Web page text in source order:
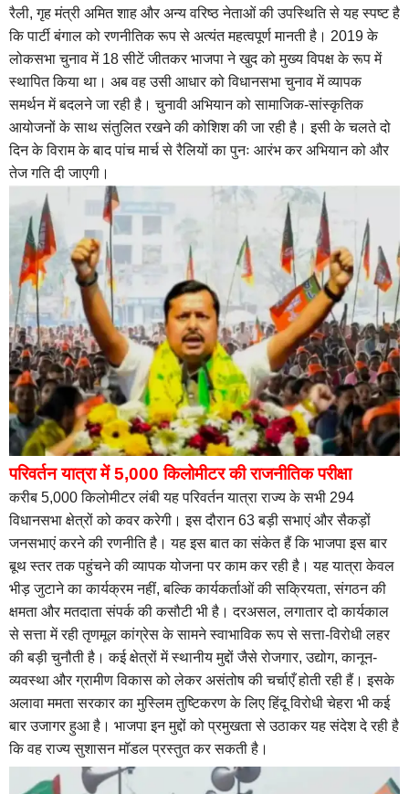
रैली, गृह मंत्री अमित शाह और अन्य वरिष्ठ नेताओं की उपस्थिति से यह स्पष्ट है
कि पार्टी बंगाल को रणनीतिक रूप से अत्यंत महत्वपूर्ण मानती है। 2019 के
लोकसभा चुनाव में 18 सीटें जीतकर भाजपा ने खुद को मुख्य विपक्ष के रूप में
स्थापित किया था। अब वह उसी आधार को विधानसभा चुनाव में व्यापक
समर्थन में बदलने जा रही है। चुनावी अभियान को सामाजिक-सांस्कृतिक
आयोजनों के साथ संतुलित रखने की कोशिश की जा रही है। इसी के चलते दो
दिन के विराम के बाद पांच मार्च से रैलियों का पुनः आरंभ कर अभियान को और
तेज गति दी जाएगी।
परिवर्तन यात्रा में 5,000 किलोमीटर की राजनीतिक परीक्षा
करीब 5,000 किलोमीटर लंबी यह परिवर्तन यात्रा राज्य के सभी 294
विधानसभा क्षेत्रों को कवर करेगी। इस दौरान 63 बड़ी सभाएं और सैकड़ों
जनसभाएं करने की रणनीति है। यह इस बात का संकेत हैं कि भाजपा इस बार
बूथ स्तर तक पहुंचने की व्यापक योजना पर काम कर रही है। यह यात्रा केवल
भीड़ जुटाने का कार्यक्रम नहीं, बल्कि कार्यकर्ताओं की सक्रियता, संगठन की
क्षमता और मतदाता संपर्क की कसौटी भी है। दरअसल, लगातार दो कार्यकाल
से सत्ता में रही तृणमूल कांग्रेस के सामने स्वाभाविक रूप से सत्ता-विरोधी लहर
की बड़ी चुनौती है। कई क्षेत्रों में स्थानीय मुद्दों जैसे रोजगार, उद्योग, कानून-
व्यवस्था और ग्रामीण विकास को लेकर असंतोष की चर्चाएँ होती रही हैं। इसके
अलावा ममता सरकार का मुस्लिम तुष्टिकरण के लिए हिंदू विरोधी चेहरा भी कई
बार उजागर हुआ है। भाजपा इन मुद्दों को प्रमुखता से उठाकर यह संदेश दे रही है
कि वह राज्य सुशासन मॉडल प्रस्तुत कर सकती है।